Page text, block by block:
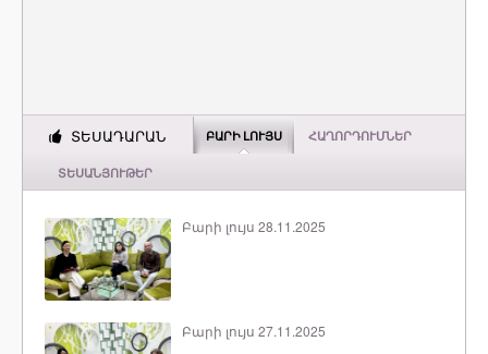
ՏԵՍԱԴԱՐԱՆ ԲԱՐԻ ԼՈՒՅՍ ՀԱՂՈՐԴՈՒՄՆԵՐ
ՏԵՍԱՆՅՈՒԹԵՐ
Բարի լույս 28.11.2025
Բարի լույս 27.11.2025